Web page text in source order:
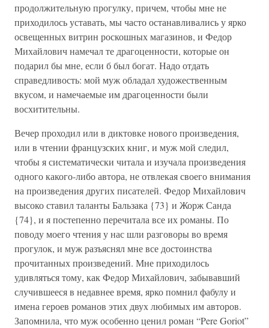
продолжительную прогулку, причем, чтобы мне не
приходилось уставать, мы часто останавливались у ярко
освещенных витрин роскошных магазинов, и Федор
Михайлович намечал те драгоценности, которые он
подарил бы мне, если б был богат. Надо отдать
справедливость: мой муж обладал художественным
вкусом, и намечаемые им драгоценности были
восхитительны.
Вечер проходил или в диктовке нового произведения,
или в чтении французских книг, и муж мой следил,
чтобы я систематически читала и изучала произведения
одного какого-либо автора, не отвлекая своего внимания
на произведения других писателей. Федор Михайлович
высоко ставил таланты Бальзака {73} и Жорж Санда
{74}, и я постепенно перечитала все их романы. По
поводу моего чтения у нас шли разговоры во время
прогулок, и муж разъяснял мне все достоинства
прочитанных произведений. Мне приходилось
удивляться тому, как Федор Михайлович, забывавший
случившееся в недавнее время, ярко помнил фабулу и
имена героев романов этих двух любимых им авторов.
Запомнила, что муж особенно ценил роман “Pere Goriot”